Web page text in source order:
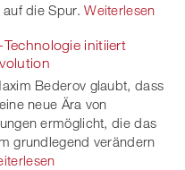
die Spur. Weiterlesen
initiiert
Bederov glaubt, dass
neue Ära von
ermöglicht, die das
grundlegend verändern